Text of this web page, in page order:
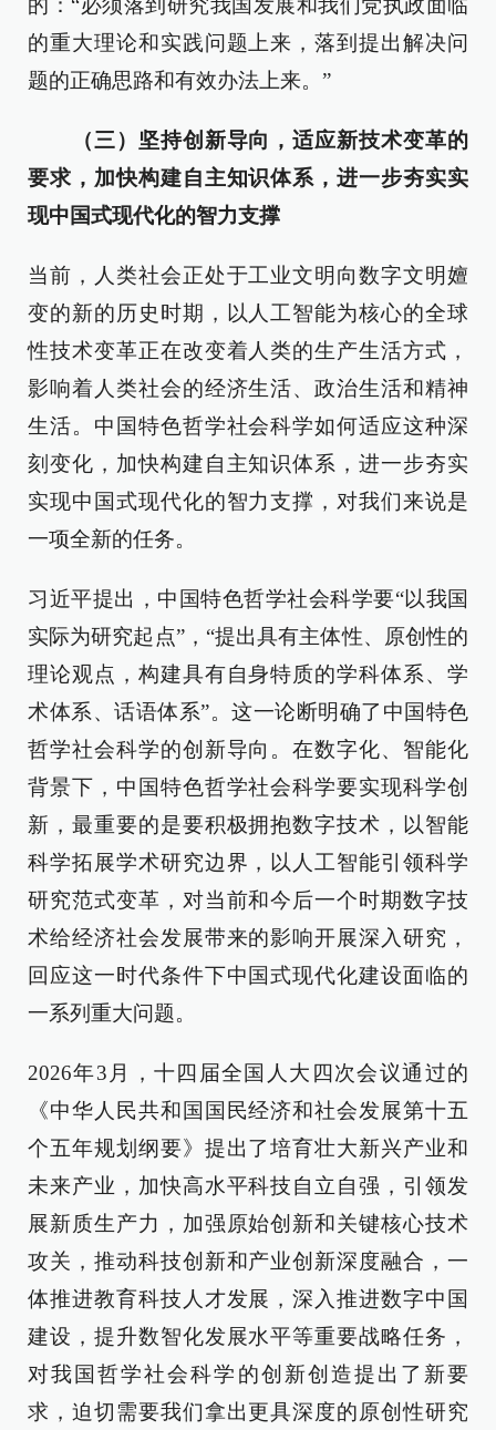
的：“必须落到研究我国发展和我们党执政面临
的重大理论和实践问题上来，落到提出解决问
题的正确思路和有效办法上来。”
（三）坚持创新导向，适应新技术变革的
要求，加快构建自主知识体系，进一步夯实实
现中国式现代化的智力支撑
当前，人类社会正处于工业文明向数字文明嬗
变的新的历史时期，以人工智能为核心的全球
性技术变革正在改变着人类的生产生活方式，
影响着人类社会的经济生活、政治生活和精神
生活。中国特色哲学社会科学如何适应这种深
刻变化，加快构建自主知识体系，进一步夯实
实现中国式现代化的智力支撑，对我们来说是
一项全新的任务。
习近平提出，中国特色哲学社会科学要“以我国
实际为研究起点”，“提出具有主体性、原创性的
理论观点，构建具有自身特质的学科体系、学
术体系、话语体系”。这一论断明确了中国特色
哲学社会科学的创新导向。在数字化、智能化
背景下，中国特色哲学社会科学要实现科学创
新，最重要的是要积极拥抱数字技术，以智能
科学拓展学术研究边界，以人工智能引领科学
研究范式变革，对当前和今后一个时期数字技
术给经济社会发展带来的影响开展深入研究，
回应这一时代条件下中国式现代化建设面临的
一系列重大问题。
2026年3月，十四届全国人大四次会议通过的
《中华人民共和国国民经济和社会发展第十五
个五年规划纲要》提出了培育壮大新兴产业和
未来产业，加快高水平科技自立自强，引领发
展新质生产力，加强原始创新和关键核心技术
攻关，推动科技创新和产业创新深度融合，一
体推进教育科技人才发展，深入推进数字中国
建设，提升数智化发展水平等重要战略任务，
对我国哲学社会科学的创新创造提出了新要
求，迫切需要我们拿出更具深度的原创性研究